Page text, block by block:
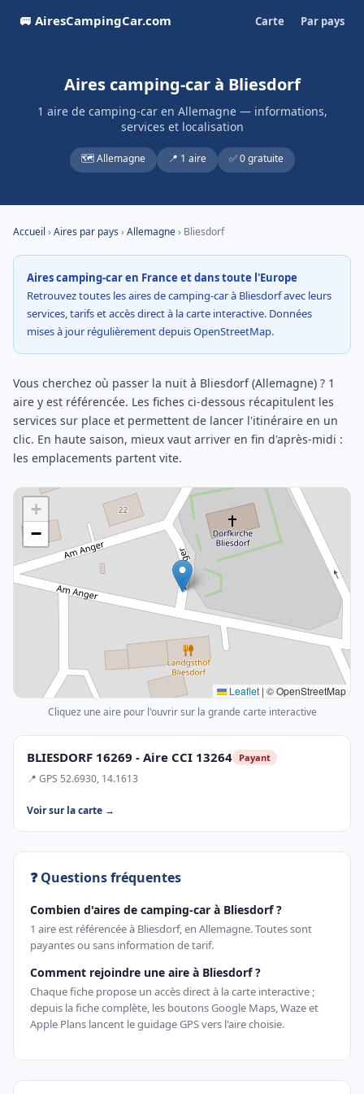
🚐 AiresCampingCar.com Carte Par pays
Aires camping-car à Bliesdorf
1 aire de camping-car en Allemagne — informations,
services et localisation
🗺️ Allemagne 📍 1 aire ✅ 0 gratuite
Accueil › Aires par pays› Allemagne› Bliesdorf
Aires camping-car en France et dans toute l'Europe
Retrouvez toutes les aires de camping-car à Bliesdorf avec leurs
services, tarifs et accès direct à la carte interactive. Données
mises à jour régulièrement depuis OpenStreetMap.
Vous cherchez où passer la nuit à Bliesdorf (Allemagne) ? 1
aire y est référencée. Les fiches ci-dessous récapitulent les
services sur place et permettent de lancer l'itinéraire en un
clic. En haute saison, mieux vaut arriver en fin d'après-midi :
les emplacements partent vite.
BLIESDORF 16269 - Aire CCI 13264 Payant
📍 GPS 52.6930, 14.1613
Voir sur la carte →
❓ Questions fréquentes
Combien d'aires de camping-car à Bliesdorf ?
1 aire est référencée à Bliesdorf, en Allemagne. Toutes sont
payantes ou sans information de tarif.
Comment rejoindre une aire à Bliesdorf ?
Chaque fiche propose un accès direct à la carte interactive ;
depuis la fiche complète, les boutons Google Maps, Waze et
Apple Plans lancent le guidage GPS vers l'aire choisie.
+
−
Leaflet | © OpenStreetMap
Cliquez une aire pour l'ouvrir sur la grande carte interactive